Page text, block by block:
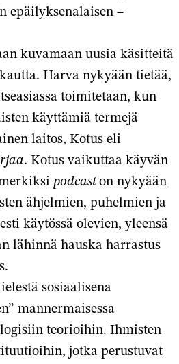
epäilyksenalaisen –
kuvamaan uusia käsitteitä
Harva nykyään tietää,
toimitetaan, kun
käyttämiä termejä
laitos, Kotus eli
. Kotus vaikuttaa käyvän
podcaston nykyään
ähjelmien, puhelmien ja
käytössä olevien, yleensä
lähinnä hauska harrastus
sosiaalisena
mannermaisessa
teorioihin. Ihmisten
jotka perustuvat